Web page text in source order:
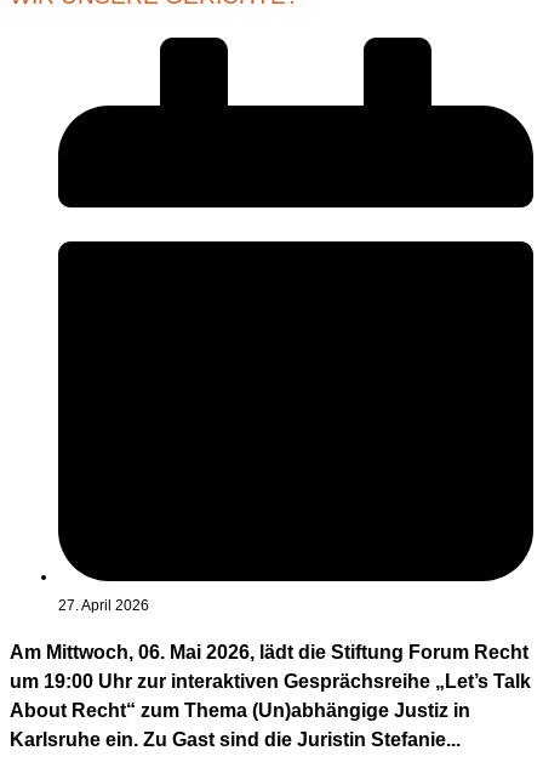
27. April 2026
Am Mittwoch, 06. Mai 2026, lädt die Stiftung Forum Recht
um 19:00 Uhr zur interaktiven Gesprächsreihe „Let’s Talk
About Recht“ zum Thema (Un)abhängige Justiz in
Karlsruhe ein. Zu Gast sind die Juristin Stefanie...